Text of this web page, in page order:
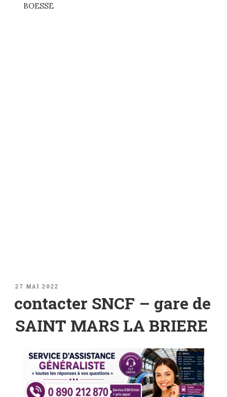
BOESSE
PUBLIÉ
27 MAI 2022
contacter SNCF – gare de
SAINT MARS LA BRIERE